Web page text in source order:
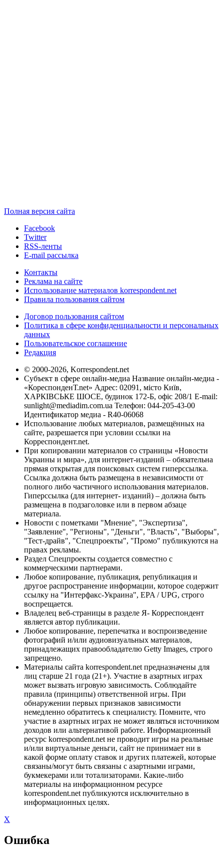
Полная версия сайта
Facebook
Twitter
RSS-ленты
E-mail рассылка
Контакты
Реклама на сайте
Использование материалов korrespondent.net
Правила пользования сайтом
Договор пользования сайтом
Политика в сфере конфиденциальности и персональных
данных
Пользовательское соглашение
Редакция
© 2000-2026, Korrespondent.net
Субъект в сфере онлайн-медиа Название онлайн-медиа -
«КореспонденТ.net» Адрес: 02091, місто Київ,
ХАРКІВСЬКЕ ШОСЕ, будинок 172-Б, офіс 208/1 E-mail:
sunlight@mediadim.com.ua Телефон: 044-205-43-00
Идентификатор медиа - R40-06068
Использование любых материалов, размещённых на
сайте, разрешается при условии ссылки на
Корреспондент.net.
При копировании материалов со страницы «Новости
Украины и мира», для интернет-изданий – обязательна
прямая открытая для поисковых систем гиперссылка.
Ссылка должна быть размещена в независимости от
полного либо частичного использования материалов.
Гиперссылка (для интернет- изданий) – должна быть
размещена в подзаголовке или в первом абзаце
материала.
Новости с пометками "Мнение", "Экспертиза",
"Заявление", "Регионы", "Деньги", "Власть", "Выборы",
"Тест-драйв", "Спецпроекты", "Промо" публикуются на
правах рекламы.
Раздел Спецпроекты создается совместно с
коммерческими партнерами.
Любое копирование, публикация, републикация и
другое распространение информации, которое содержит
ссылку на "Интерфакс-Украина", EPA / UPG, строго
воспрещается.
Владелец веб-страницы в разделе Я- Корреспондент
является автор публикации.
Любое копирование, перепечатка и воспроизведение
фотографий и/или аудиовизуальных материалов,
принадлежащих правообладателю Getty Images, строго
запрещено.
Материалы сайта korrespondent.net предназначены для
лиц старше 21 года (21+). Участие в азартных играх
может вызвать игровую зависимость. Соблюдайте
правила (принципы) ответственной игры. При
обнаружении первых признаков зависимости
немедленно обратитесь к специалисту. Помните, что
участие в азартных играх не может являться источником
доходов или альтернативой работе. Информационный
ресурс korrespondent.net не проводит игры на реальные
и/или виртуальные деньги, сайт не принимает ни в
какой форме оплату ставок и других платежей, которые
связаны/могут быть связаны с азартными играми,
букмекерами или тотализаторами. Какие-либо
материалы на информационном ресурсе
korrespondent.net публикуются исключительно в
информационных целях.
X
Ошибка